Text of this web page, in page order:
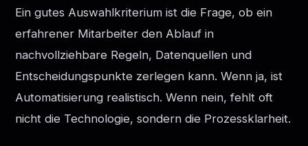
Ein gutes Auswahlkriterium ist die Frage, ob ein
erfahrener Mitarbeiter den Ablauf in
nachvollziehbare Regeln, Datenquellen und
Entscheidungspunkte zerlegen kann. Wenn ja, ist
Automatisierung realistisch. Wenn nein, fehlt oft
nicht die Technologie, sondern die Prozessklarheit.